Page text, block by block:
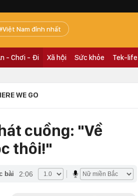
Việt Nam đỉnh nhất
- Chơi - Đi Xã hội Sức khỏe Tek-life
WE GO
cuồng: "Về
thôi!"
bài 2:06